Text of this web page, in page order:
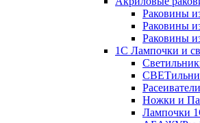
Раковины
Раковины
Раковины
1С Лампочки и
Ножки и
Лампочки